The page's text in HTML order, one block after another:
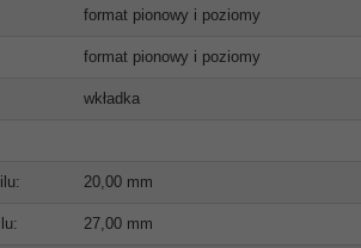
format pionowy i poziomy
format pionowy i poziomy
wkładka
20,00 mm
27,00 mm